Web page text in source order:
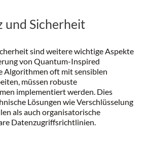
und Sicherheit
sind weitere wichtige Aspekte
von Quantum-Inspired
Algorithmen oft mit sensiblen
müssen robuste
implementiert werden. Dies
Lösungen wie Verschlüsselung
als auch organisatorische
Datenzugriffsrichtlinien.